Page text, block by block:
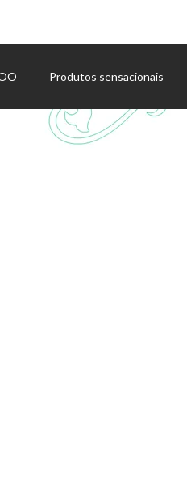
Produtos sensacionais